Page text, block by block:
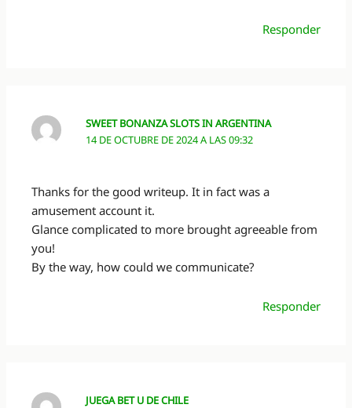
Responder
SWEET BONANZA SLOTS IN ARGENTINA
14 DE OCTUBRE DE 2024 A LAS 09:32
Thanks for the good writeup. It in fact was a
amusement account it.
Glance complicated to more brought agreeable from
you!
By the way, how could we communicate?
Responder
JUEGA BET U DE CHILE